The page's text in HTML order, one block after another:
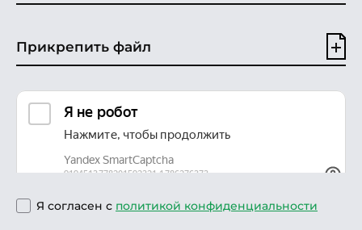
Прикрепить файл
Я согласен с политикой конфиденциальности